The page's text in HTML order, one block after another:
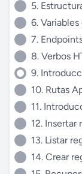
5.
6.
7.
8. Verbos
9.
10. Rutas
11.
12. Insertar
13. Listar
14. Crear